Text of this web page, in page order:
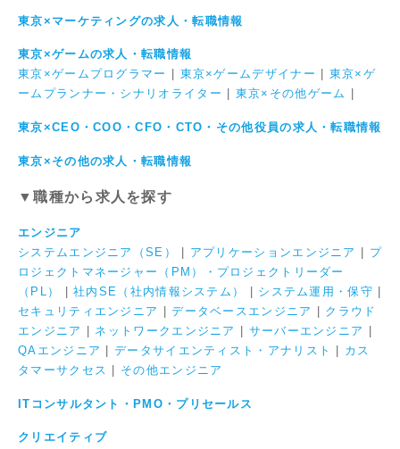
東京×マーケティングの求人・転職情報
東京×ゲームの求人・転職情報
東京×ゲームプログラマー
東京×ゲームデザイナー
東京×ゲ
ームプランナー・シナリオライター
東京×その他ゲーム
東京×CEO・COO・CFO・CTO・その他役員の求人・転職情報
東京×その他の求人・転職情報
▼職種から求人を探す
エンジニア
システムエンジニア（SE）
アプリケーションエンジニア
プ
ロジェクトマネージャー（PM）・プロジェクトリーダー
（PL）
|社内SE（社内情報システム） システム運用・保守
セキュリティエンジニア
|データベースエンジニア
クラウド
エンジニア
ネットワークエンジニア サーバーエンジニア
QAエンジニア
|データサイエンティスト・アナリスト
カス
タマーサクセス
その他エンジニア
ITコンサルタント・PMO・プリセールス
クリエイティブ